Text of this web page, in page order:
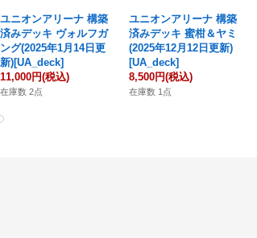
ユニオンアリーナ 構築
済みデッキ ヴォルフガ
ング(2025年1月14日更
新)[UA_deck]
11,000円(税込)
在庫数 2点
ユニオンアリーナ 構築
済みデッキ 蜜柑＆ヤミ
(2025年12月12日更新)
[UA_deck]
8,500円(税込)
在庫数 1点